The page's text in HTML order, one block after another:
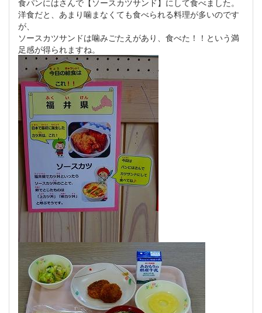
洋食だと、あまり噛まなくても食べられる料理が多いのです
が、
ソースカツサンドは噛みごたえがあり、食べた！！という満
足感が得られますね。